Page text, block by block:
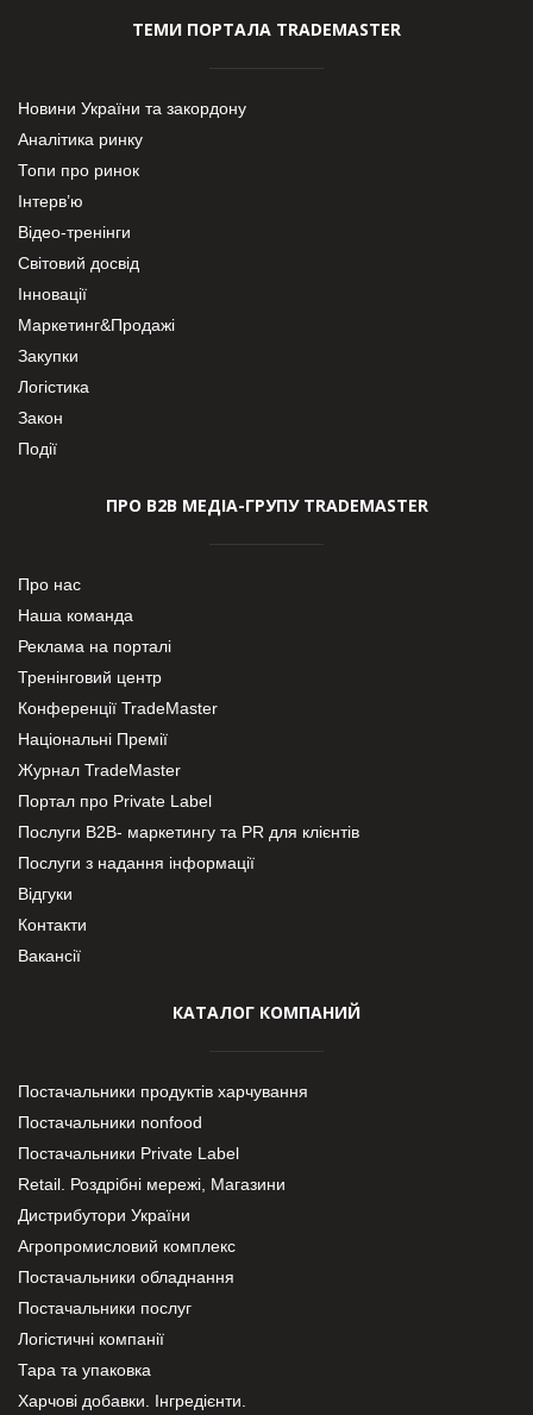
ТЕМИ ПОРТАЛА TRADEMASTER
Новини України та закордону
Аналітика ринку
Топи про ринок
Інтерв’ю
Відео-тренінги
Світовий досвід
Інновації
Маркетинг&Продажі
Закупки
Логістика
Закон
Події
ПРО В2В МЕДІА-ГРУПУ TRADEMASTER
Про нас
Наша команда
Реклама на порталі
Тренінговий центр
Конференції TradeMaster
Національні Премії
Журнал TradeMaster
Портал про Private Label
Послуги В2В- маркетингу та PR для клієнтів
Послуги з надання інформації
Відгуки
Контакти
Вакансії
КАТАЛОГ КОМПАНИЙ
Постачальники продуктів харчування
Постачальники nonfood
Постачальники Private Label
Retail. Роздрібні мережі, Магазини
Дистрибутори України
Агропромисловий комплекс
Постачальники обладнання
Постачальники послуг
Логістичні компанії
Тара та упаковка
Харчові добавки. Інгредієнти.